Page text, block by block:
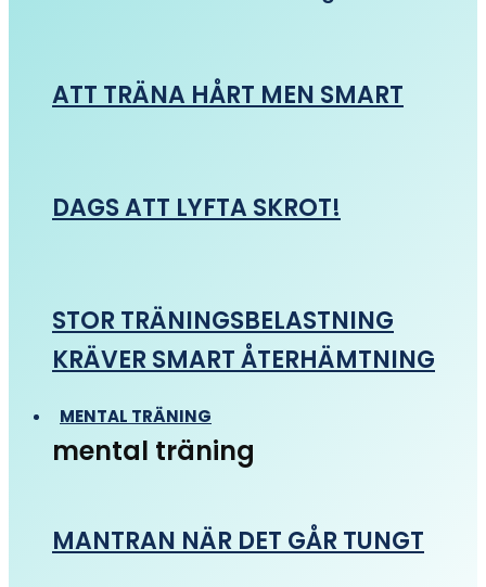
ATT TRÄNA HÅRT MEN SMART
DAGS ATT LYFTA SKROT!
STOR TRÄNINGSBELASTNING
KRÄVER SMART ÅTERHÄMTNING
MENTAL TRÄNING
mental träning
MANTRAN NÄR DET GÅR TUNGT